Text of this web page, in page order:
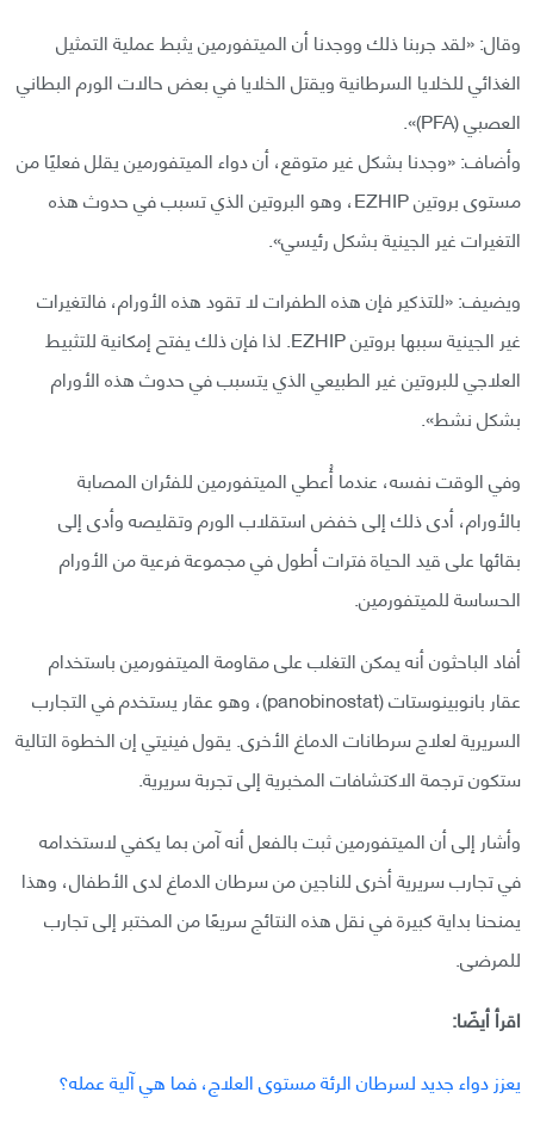
وقال: «لقد جربنا ذلك ووجدنا أن الميتفورمين يثبط عملية التمثيل
الغذائي للخلايا السرطانية ويقتل الخلايا في بعض حالات الورم البطاني
العصبي (PFA)».
وأضاف: «وجدنا بشكل غير متوقع، أن دواء الميتفورمين يقلل فعليًا من
مستوى بروتين EZHIP، وهو البروتين الذي تسبب في حدوث هذه
التغيرات غير الجينية بشكل رئيسي».
ويضيف: «للتذكير فإن هذه الطفرات لا تقود هذه الأورام، فالتغيرات
غير الجينية سببها بروتين EZHIP. لذا فإن ذلك يفتح إمكانية للتثبيط
العلاجي للبروتين غير الطبيعي الذي يتسبب في حدوث هذه الأورام
بشكل نشط».
وفي الوقت نفسه، عندما أُعطي الميتفورمين للفئران المصابة
بالأورام، أدى ذلك إلى خفض استقلاب الورم وتقليصه وأدى إلى
بقائها على قيد الحياة فترات أطول في مجموعة فرعية من الأورام
الحساسة للميتفورمين.
أفاد الباحثون أنه يمكن التغلب على مقاومة الميتفورمين باستخدام
عقار بانوبينوستات (panobinostat)، وهو عقار يستخدم في التجارب
السريرية لعلاج سرطانات الدماغ الأخرى. يقول فينيتي إن الخطوة التالية
ستكون ترجمة الاكتشافات المخبرية إلى تجربة سريرية.
وأشار إلى أن الميتفورمين ثبت بالفعل أنه آمن بما يكفي لاستخدامه
في تجارب سريرية أخرى للناجين من سرطان الدماغ لدى الأطفال، وهذا
يمنحنا بداية كبيرة في نقل هذه النتائج سريعًا من المختبر إلى تجارب
للمرضى.
اقرأ أيضًا:
يعزز دواء جديد لسرطان الرئة مستوى العلاج، فما هي آلية عمله؟